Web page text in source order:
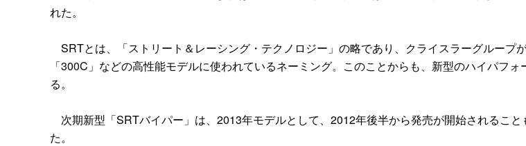
れた。
SRTとは、「ストリート＆レーシング・テクノロジー」の略であり、クライスラーグループ
「300C」などの高性能モデルに使われているネーミング。このことからも、新型のハイパフォ
る。
次期新型「SRTバイパー」は、2013年モデルとして、2012年後半から発売が開始されるこ
た。